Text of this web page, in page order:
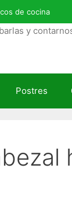
de cocina
y
Postres